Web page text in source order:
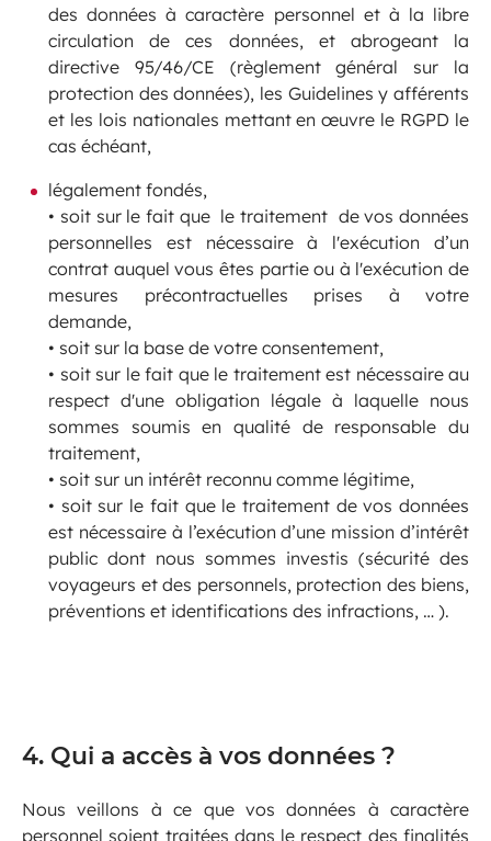
des données à caractère personnel et à la libre
circulation de ces données, et abrogeant la
directive 95/46/CE (règlement général sur la
protection des données), les Guidelines y afférents
et les lois nationales mettant en œuvre le RGPD le
cas échéant,
légalement fondés,
• soit sur le fait que le traitement de vos données
personnelles est nécessaire à l'exécution d’un
contrat auquel vous êtes partie ou à l'exécution de
mesures précontractuelles prises à votre
demande,
• soit sur la base de votre consentement,
• soit sur le fait que le traitement est nécessaire au
respect d'une obligation légale à laquelle nous
sommes soumis en qualité de responsable du
traitement,
• soit sur un intérêt reconnu comme légitime,
• soit sur le fait que le traitement de vos données
est nécessaire à l’exécution d’une mission d’intérêt
public dont nous sommes investis (sécurité des
voyageurs et des personnels, protection des biens,
préventions et identifications des infractions, … ).
4. Qui a accès à vos données ?
Nous veillons à ce que vos données à caractère
personnel soient traitées dans le respect des finalités